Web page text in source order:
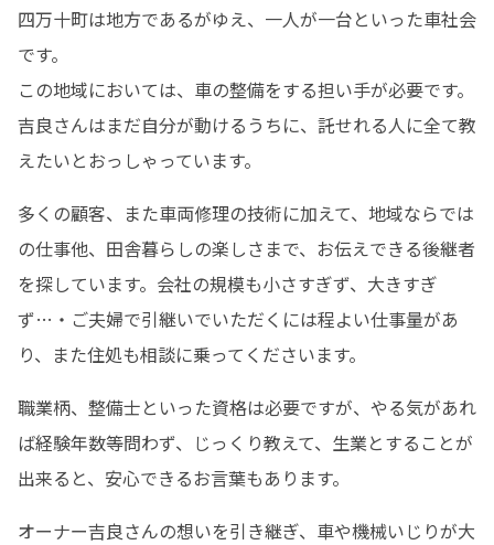
四万十町は地方であるがゆえ、一人が一台といった車社会
です。
この地域においては、車の整備をする担い手が必要です。
吉良さんはまだ自分が動けるうちに、託せれる人に全て教
えたいとおっしゃっています。
多くの顧客、また車両修理の技術に加えて、地域ならでは
の仕事他、田舎暮らしの楽しさまで、お伝えできる後継者
を探しています。会社の規模も小さすぎず、大きすぎ
ず…・ご夫婦で引継いでいただくには程よい仕事量があ
り、また住処も相談に乗ってくださいます。
職業柄、整備士といった資格は必要ですが、やる気があれ
ば経験年数等問わず、じっくり教えて、生業とすることが
出来ると、安心できるお言葉もあります。
オーナー吉良さんの想いを引き継ぎ、車や機械いじりが大